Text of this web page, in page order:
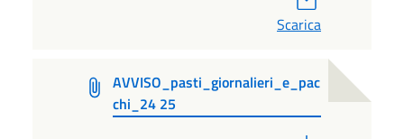
Scarica
AVVISO_pasti_giornalieri_e_pac
chi_24 25